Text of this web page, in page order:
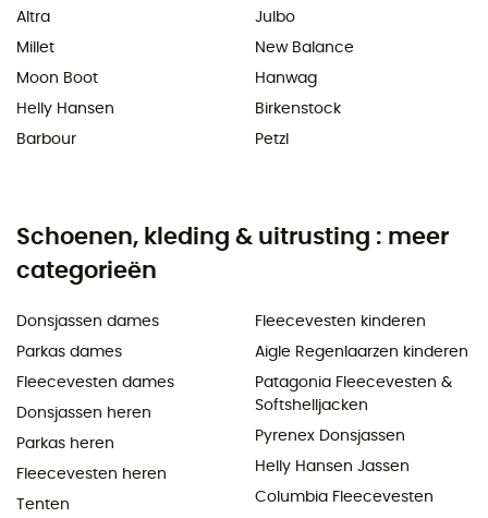
Altra
Millet
Moon Boot
Helly Hansen
Barbour
Julbo
New Balance
Hanwag
Birkenstock
Petzl
Schoenen, kleding & uitrusting : meer
categorieën
Donsjassen dames
Parkas dames
Fleecevesten dames
Donsjassen heren
Parkas heren
Fleecevesten heren
Tenten
Fleecevesten kinderen
Aigle Regenlaarzen kinderen
Patagonia Fleecevesten &
Softshelljacken
Pyrenex Donsjassen
Helly Hansen Jassen
Columbia Fleecevesten